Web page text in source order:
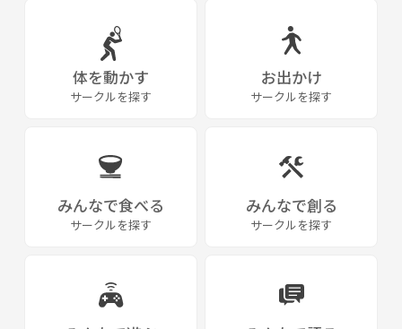
体を動かす
サークルを探す
お出かけ
サークルを探す
みんなで食べる
サークルを探す
みんなで創る
サークルを探す